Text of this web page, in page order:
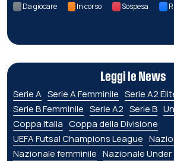
Da giocare In corso Sospesa
Leggi le News
Serie A Serie A Femminile Serie A2
Serie B Femminile Serie A2 Serie B
Coppa Italia Coppa della Divisione
UEFA Futsal Champions League
Nazionale femminile Nazionale Under